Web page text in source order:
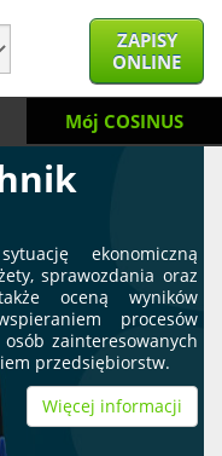
ZAPISY
ONLINE
Mój COSINUS
ekonomiczną
sprawozdania oraz
oceną wyników
procesów
zainteresowanych
przedsiębiorstw.
Więcej informacji